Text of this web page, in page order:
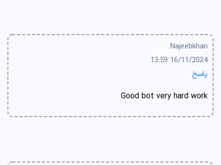
Najeebkhan
16/11/2024 13:59
پاسخ
Good bot very hard work